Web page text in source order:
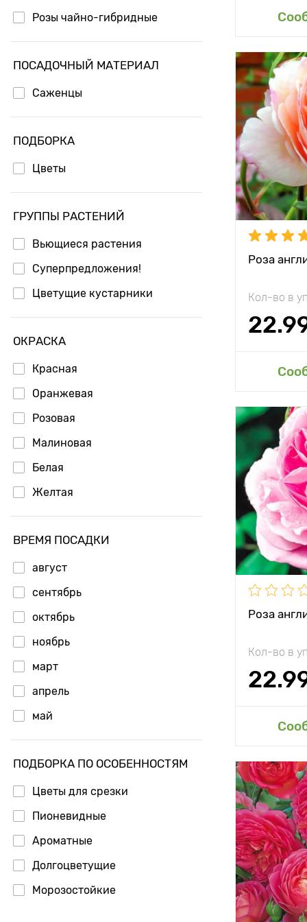
Розы чайно-гибридные
ПОСАДОЧНЫЙ МАТЕРИАЛ
Саженцы
ПОДБОРКА
Цветы
ГРУППЫ РАСТЕНИЙ
Вьющиеся растения
Суперпредложения!
Цветущие кустарники
ОКРАСКА
Красная
Оранжевая
Розовая
Малиновая
Белая
Желтая
ВРЕМЯ ПОСАДКИ
август
сентябрь
октябрь
ноябрь
март
апрель
май
июнь
июль
ПОДБОРКА ПО ОСОБЕННОСТЯМ
Цветы для срезки
Пионевидные
Ароматные
Долгоцветущие
Морозостойкие
Роза
Кол-во в
Высота
Растояние
растениями
Роза
Кол-во в
Высота
Растояние
растениями